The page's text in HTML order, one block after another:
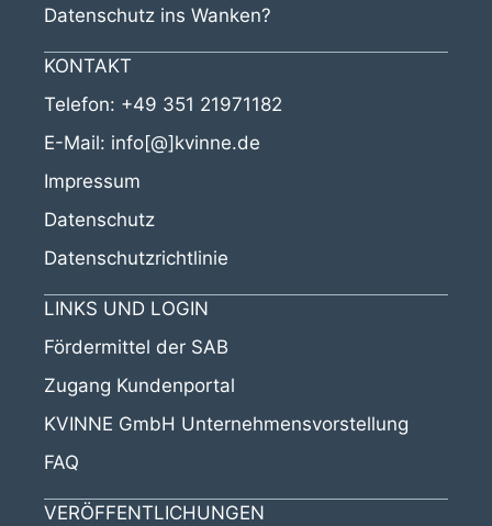
Datenschutz ins Wanken?
KONTAKT
Telefon: +49 351 21971182
E-Mail: info[@]kvinne.de
Impressum
Datenschutz
Datenschutzrichtlinie
LINKS UND LOGIN
Fördermittel der SAB
Zugang Kundenportal
KVINNE GmbH Unternehmensvorstellung
FAQ
VERÖFFENTLICHUNGEN